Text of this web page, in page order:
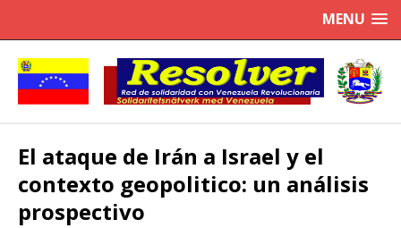
MENU
El ataque de Irán a Israel y el
contexto geopolitico: un análisis
prospectivo